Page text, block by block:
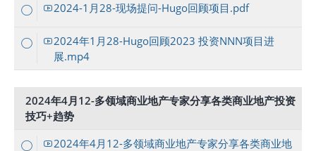
2024-1月28-现场提问-Hugo回顾项目.pdf
2024年1月28-Hugo回顾2023 投资NNN项目进
展.mp4
2024年4月12-多领域商业地产专家分享各类商业地产投资
技巧+趋势
2024年4月12-多领域商业地产专家分享各类商业地